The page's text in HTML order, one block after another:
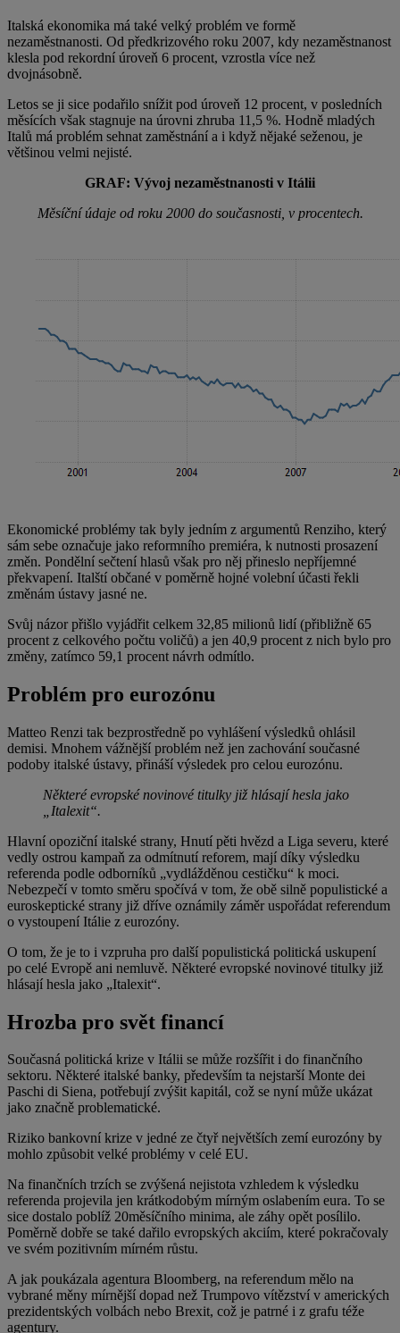
Italská ekonomika má také velký problém ve formě
nezaměstnanosti. Od předkrizového roku 2007, kdy nezaměstnanost
klesla pod rekordní úroveň 6 procent, vzrostla více než
dvojnásobně.
Letos se ji sice podařilo snížit pod úroveň 12 procent, v posledních
měsících však stagnuje na úrovni zhruba 11,5 %. Hodně mladých
Italů má problém sehnat zaměstnání a i když nějaké seženou, je
většinou velmi nejisté.
GRAF: Vývoj nezaměstnanosti v Itálii
Měsíční údaje od roku 2000 do současnosti, v procentech.
Ekonomické problémy tak byly jedním z argumentů Renziho, který
sám sebe označuje jako reformního premiéra, k nutnosti prosazení
změn. Pondělní sečtení hlasů však pro něj přineslo nepříjemné
překvapení. Italští občané v poměrně hojné volební účasti řekli
změnám ústavy jasné ne.
Svůj názor přišlo vyjádřit celkem 32,85 milionů lidí (přibližně 65
procent z celkového počtu voličů) a jen 40,9 procent z nich bylo pro
změny, zatímco 59,1 procent návrh odmítlo.
Problém pro eurozónu
Matteo Renzi tak bezprostředně po vyhlášení výsledků ohlásil
demisi. Mnohem vážnější problém než jen zachování současné
podoby italské ústavy, přináší výsledek pro celou eurozónu.
Některé evropské novinové titulky již hlásají hesla jako
„Italexit“.
Hlavní opoziční italské strany, Hnutí pěti hvězd a Liga severu, které
vedly ostrou kampaň za odmítnutí reforem, mají díky výsledku
referenda podle odborníků „vydlážděnou cestičku“ k moci.
Nebezpečí v tomto směru spočívá v tom, že obě silně populistické a
euroskeptické strany již dříve oznámily záměr uspořádat referendum
o vystoupení Itálie z eurozóny.
O tom, že je to i vzpruha pro další populistická politická uskupení
po celé Evropě ani nemluvě. Některé evropské novinové titulky již
hlásají hesla jako „Italexit“.
Hrozba pro svět financí
Současná politická krize v Itálii se může rozšířit i do finančního
sektoru. Některé italské banky, především ta nejstarší Monte dei
Paschi di Siena, potřebují zvýšit kapitál, což se nyní může ukázat
jako značně problematické.
Riziko bankovní krize v jedné ze čtyř největších zemí eurozóny by
mohlo způsobit velké problémy v celé EU.
Na finančních trzích se zvýšená nejistota vzhledem k výsledku
referenda projevila jen krátkodobým mírným oslabením eura. To se
sice dostalo poblíž 20měsíčního minima, ale záhy opět posílilo.
Poměrně dobře se také dařilo evropských akciím, které pokračovaly
ve svém pozitivním mírném růstu.
A jak poukázala agentura Bloomberg, na referendum mělo na
vybrané měny mírnější dopad než Trumpovo vítězství v amerických
prezidentských volbách nebo Brexit, což je patrné i z grafu téže
agentury.